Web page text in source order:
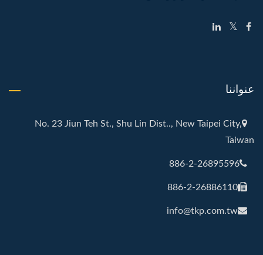
عنواننا
No. 23 Jiun Teh St., Shu Lin Dist.., New Taipei City,
Taiwan
886-2-26895596
886-2-26886110
info@tkp.com.tw